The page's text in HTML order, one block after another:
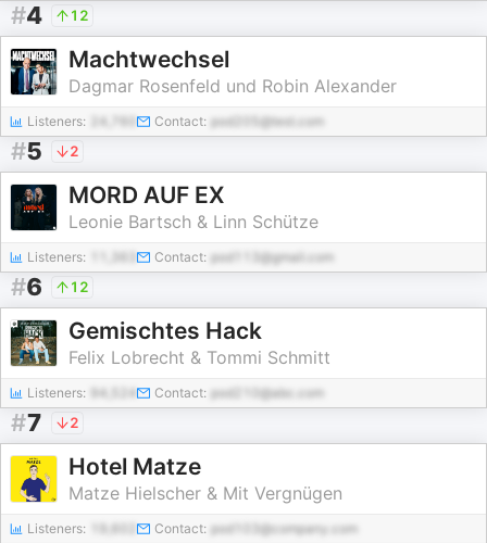
#4 12
Machtwechsel
Dagmar Rosenfeld und Robin Alexander
Listeners: Contact: pod205@test.com
#5 2
MORD AUF EX
Leonie Bartsch & Linn Schütze
Listeners: Contact: pod113@gmail.com
#6 12
Gemischtes Hack
Felix Lobrecht & Tommi Schmitt
Listeners: 94,524 Contact: pod210@abc.com
#7 2
Hotel Matze
Matze Hielscher & Mit Vergnügen
Listeners: Contact: pod103@company.com